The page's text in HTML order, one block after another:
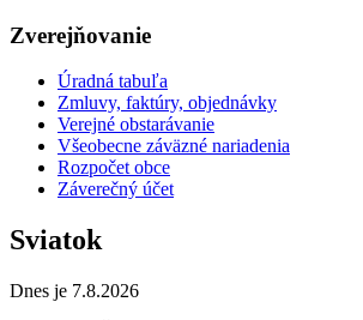
Zverejňovanie
Úradná tabuľa
Zmluvy, faktúry, objednávky
Verejné obstarávanie
Všeobecne záväzné nariadenia
Rozpočet obce
Záverečný účet
Sviatok
Dnes je 7.8.2026